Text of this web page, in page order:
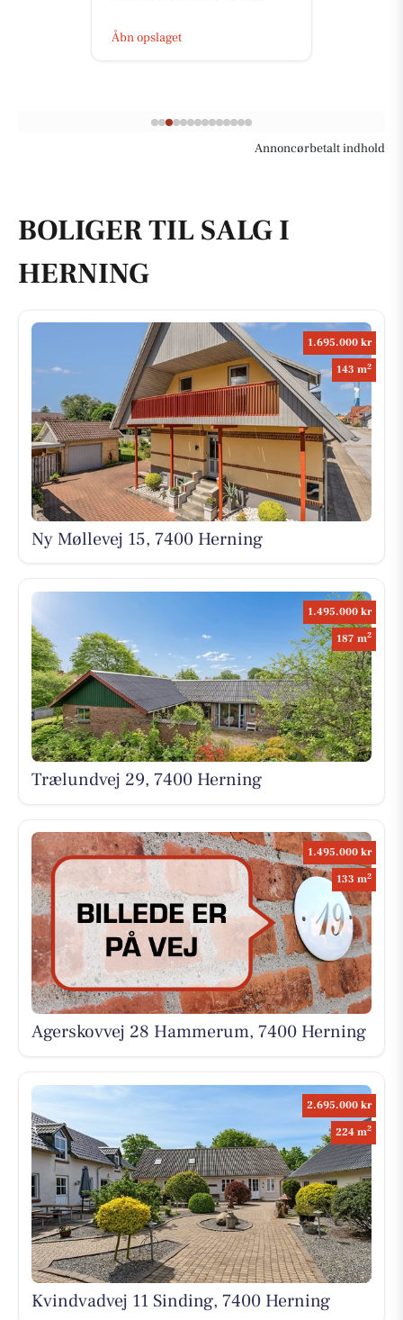
Åbn opslaget
Annoncørbetalt indhold
BOLIGER TIL SALG I
HERNING
1.695.000 kr
143 m2
Ny Møllevej 15, 7400 Herning
1.495.000 kr
187 m2
Trælundvej 29, 7400 Herning
1.495.000 kr
133 m2
Agerskovvej 28 Hammerum, 7400 Herning
2.695.000 kr
224 m2
Kvindvadvej 11 Sinding, 7400 Herning